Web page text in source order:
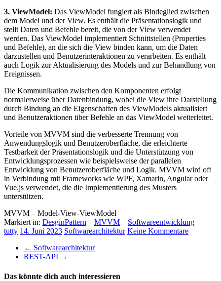
3. ViewModel: Das ViewModel fungiert als Bindeglied zwischen
dem Model und der View. Es enthält die Präsentationslogik und
stellt Daten und Befehle bereit, die von der View verwendet
werden. Das ViewModel implementiert Schnittstellen (Properties
und Befehle), an die sich die View binden kann, um die Daten
darzustellen und Benutzerinteraktionen zu verarbeiten. Es enthält
auch Logik zur Aktualisierung des Models und zur Behandlung von
Ereignissen.
Die Kommunikation zwischen den Komponenten erfolgt
normalerweise über Datenbindung, wobei die View ihre Darstellung
durch Bindung an die Eigenschaften des ViewModels aktualisiert
und Benutzeraktionen über Befehle an das ViewModel weiterleitet.
Vorteile von MVVM sind die verbesserte Trennung von
Anwendungslogik und Benutzeroberfläche, die erleichterte
Testbarkeit der Präsentationslogik und die Unterstützung von
Entwicklungsprozessen wie beispielsweise der parallelen
Entwicklung von Benutzeroberfläche und Logik. MVVM wird oft
in Verbindung mit Frameworks wie WPF, Xamarin, Angular oder
Vue.js verwendet, die die Implementierung des Musters
unterstützen.
MVVM – Model-View-ViewModel
Markiert in: DesginPattern MVVM
Softwareentwicklung
tutty 14. Juni 2023 Softwarearchitektur Keine Kommentare
← Softwarearchitektur
REST-API →
Das könnte dich auch interessieren